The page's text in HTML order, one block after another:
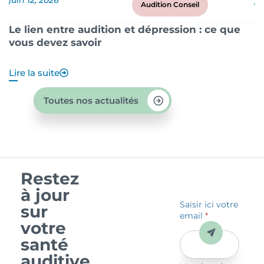
Audition Conseil
Le lien entre audition et dépression : ce que
vous devez savoir
Lire la suite
Toutes nos actualités
Restez
à jour
sur
votre
santé
Saisir ici votre
email*
Envoyer